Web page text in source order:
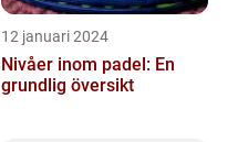
12 januari 2024
Nivåer inom padel: En
grundlig översikt